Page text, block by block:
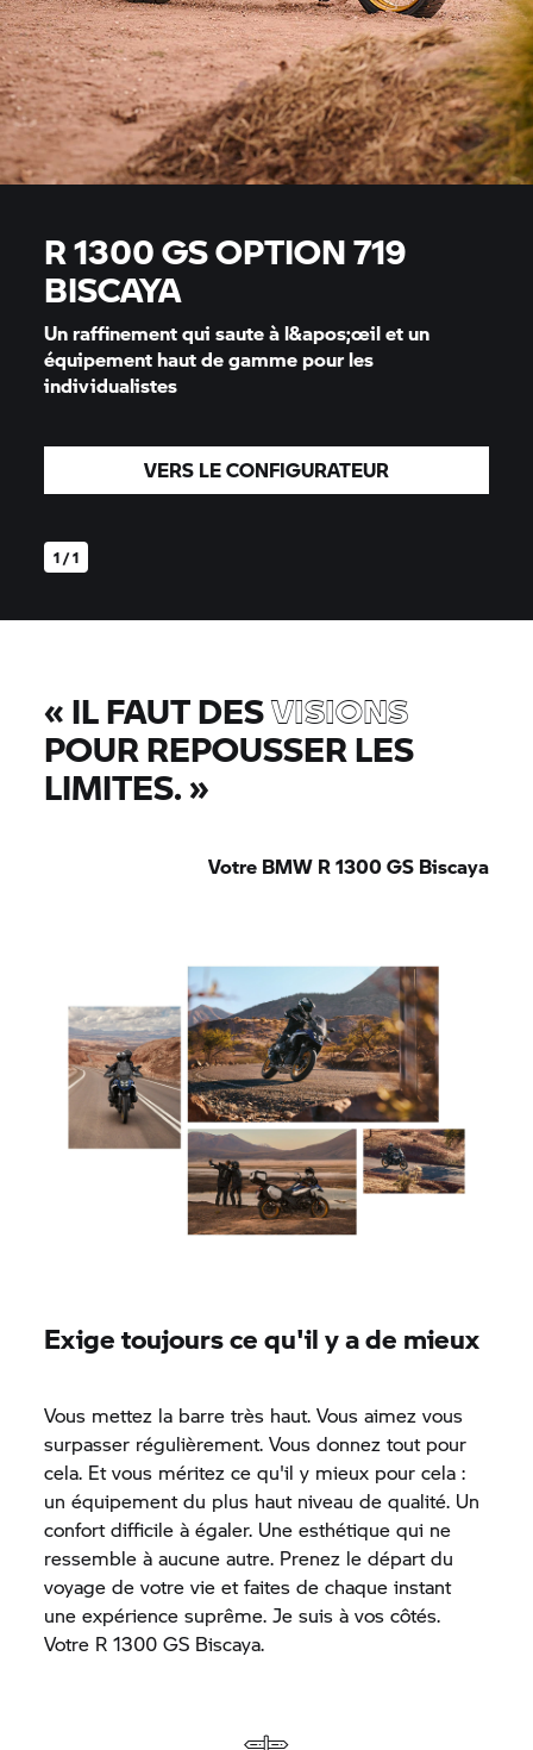
1 / 1
R 1300 GS OPTION 719
BISCAYA
Un raffinement qui saute à l&apos;œil et un
équipement haut de gamme pour les
individualistes
VERS LE CONFIGURATEUR
«IL FAUT DESVISIONS
POUR REPOUSSER LES
LIMITES.»
Votre BMW R 1300 GS Biscaya
Exige toujours ce qu'il y a de mieux
Vous mettez la barre très haut. Vous aimez vous
surpasser régulièrement. Vous donnez tout pour
cela. Et vous méritez ce qu'il y mieux pour cela :
un équipement du plus haut niveau de qualité. Un
confort difficile à égaler. Une esthétique qui ne
ressemble à aucune autre. Prenez le départ du
voyage de votre vie et faites de chaque instant
une expérience suprême. Je suis à vos côtés.
Votre R 1300 GS Biscaya.